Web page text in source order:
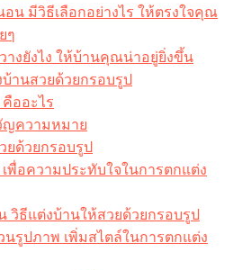
น มีวิธีเลือกอย่างไร ให้ตรงใจคุณ
ๆ
างยังไง ให้บ้านคุณน่าอยู่ยิ่งขึ้น
บ้านสวยด้วยกรอบรูป
ออะไร​
ญความหมาย
ยด้วยกรอบรูป
พื่อความประทับใจในการตกแต่ง
วิธีแต่งบ้านให้สวยด้วยกรอบรูป
รูปภาพ เพิ่มสไตล์ในการตกแต่ง